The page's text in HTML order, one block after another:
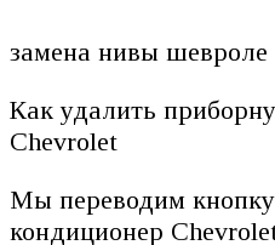
замена нивы
Как удалить
Chevrolet
Мы переводим
кондиционер